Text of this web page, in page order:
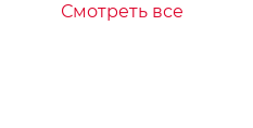
Смотреть все